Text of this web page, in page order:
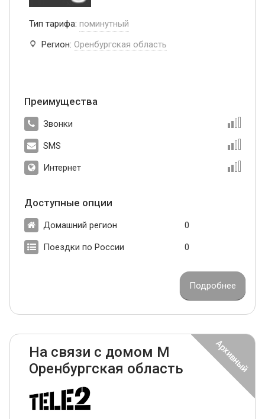
Тип тарифа: поминутный
Регион: Оренбургская область
Преимущества
Звонки
SMS
Интернет
Доступные опции
Домашний регион 0
Поездки по России 0
Подробнее
На связи с домом М
Оренбургская область